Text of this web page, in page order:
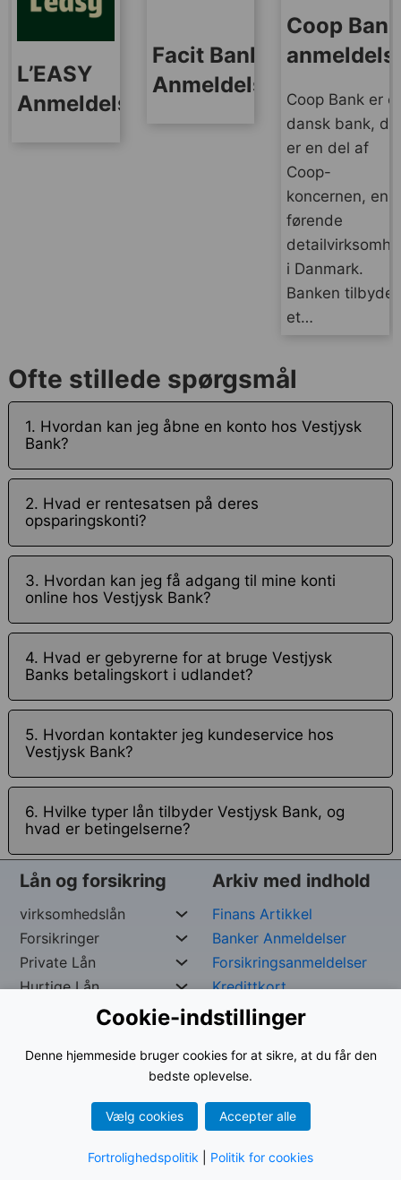
Cookie-indstillinger
Denne hjemmeside bruger cookies for at sikre, at du får den
bedste oplevelse.
Vælg cookies Accepter alle
Fortrolighedspolitik Politik for cookies
L’EASY
Anmeldelse
Facit Bank
Anmeldelse
Coop Bank
Coop Bank er
dansk bank,
er en del af
Coop-
koncernen, en
førende
i Danmark.
Banken tilbyder
et…
Ofte stillede spørgsmål
1. Hvordan kan jeg åbne en konto hos Vestjysk
Bank?
2. Hvad er rentesatsen på deres
opsparingskonti?
3. Hvordan kan jeg få adgang til mine konti
online hos Vestjysk Bank?
4. Hvad er gebyrerne for at bruge Vestjysk
Banks betalingskort i udlandet?
5. Hvordan kontakter jeg kundeservice hos
Vestjysk Bank?
6. Hvilke typer lån tilbyder Vestjysk Bank, og
hvad er betingelserne?
Lån og forsikring
virksomhedslån
Forsikringer
Private Lån
Hurtige Lån
Arkiv med indhold
Finans Artikkel
Banker Anmeldelser
Forsikringsanmeldelser
Kredittkort
Ophavsret reserveret af George – Org. nr: 961024-
9535